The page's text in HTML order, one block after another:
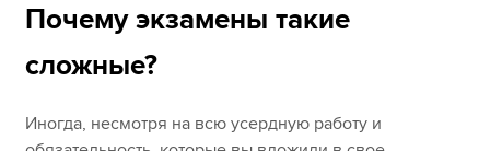
Почему экзамены такие
сложные?
Иногда, несмотря на всю усердную работу и